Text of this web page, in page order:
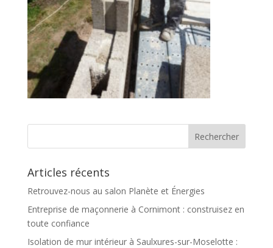
Articles récents
Retrouvez-nous au salon Planète et Énergies
Entreprise de maçonnerie à Cornimont : construisez en
toute confiance
Isolation de mur intérieur à Saulxures-sur-Moselotte :